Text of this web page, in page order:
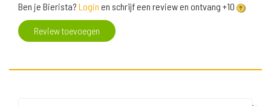
Ben je Bierista? Login en schrijf een review en ontvang +10
Review toevoegen